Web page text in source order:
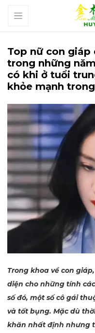
Top nữ con giáp
trong những
có khi ở tuổi
khỏe mạnh
Trong khoa về con
diện cho những tính
số đó, một số cô gái
và tốt bụng. Mặc dù
khăn nhất định nhưng